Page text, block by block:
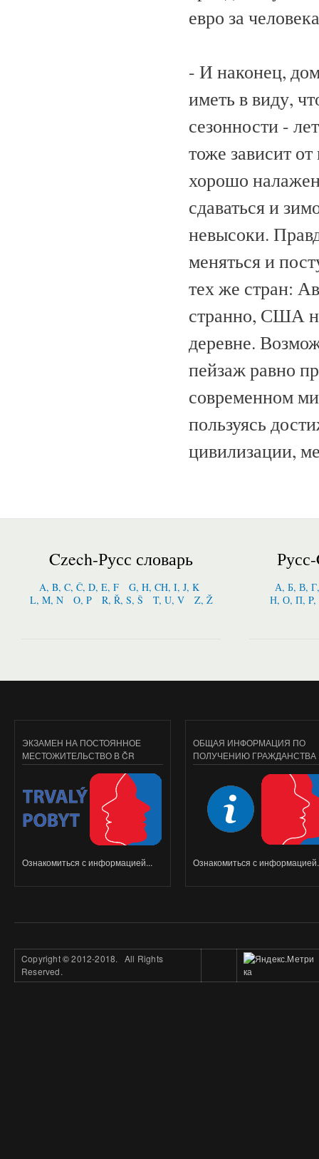
евро за
- И наконец,
иметь в виду,
сезонности -
тоже зависит
хорошо
сдаваться и
невысоки.
меняться и
тех же стран:
странно, США
деревне.
пейзаж равно
современном
пользуясь
цивилизации,
Czech-Русс словарь
A, B, C, Č, D, E, F
G, H, CH, I, J, K
L, M, N
O, P R, Ř, S, Š T, U, V Z, Ž
А, Б, В,
Н, О, П,
ЭКЗАМЕН НА ПОСТОЯННОЕ
МЕСТОЖИТЕЛЬСТВО В ČR
Ознакомиться с информацией...
ОБЩАЯ ИНФОРМАЦИЯ ПО
ПОЛУЧЕНИЮ ГРАЖДАНСТВА
Ознакомиться с
Copyright©2012-2018. All Rights
Reserved.